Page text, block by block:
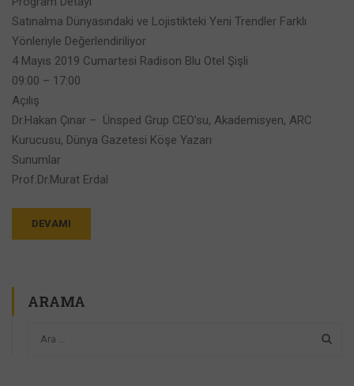
Satınalma Dünyasındaki ve Lojistikteki Yeni Trendler Farklı
Yönleriyle Değerlendiriliyor
4 Mayıs 2019 Cumartesi Radison Blu Otel Şişli
09:00 – 17:00​
Açılış
Dr.Hakan Çınar – Ünsped Grup CEO’su, Akademisyen, ARC
Kurucusu, Dünya Gazetesi Köşe Yazarı
Sunumlar
Prof.Dr.Murat Erdal
DEVAMI
ARAMA